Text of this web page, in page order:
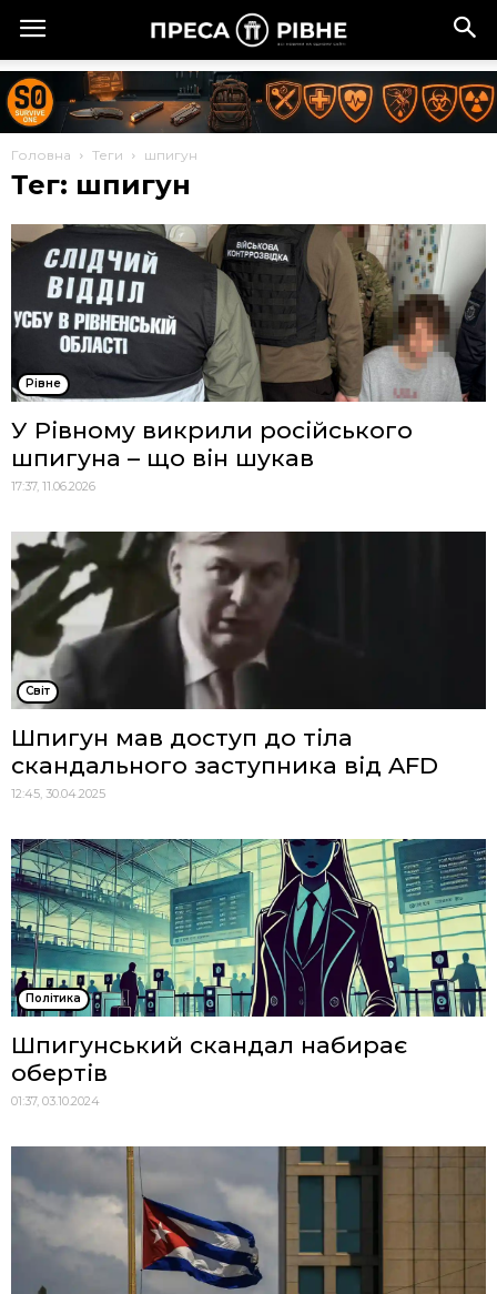
Головна Теги шпигун
Тег: шпигун
Рівне
У Рівному викрили російського
шпигуна – що він шукав
17:37, 11.06.2026
Cвіт
Шпигун мав доступ до тіла
скандального заступника від AFD
12:45, 30.04.2025
Політика
Шпигунський скандал набирає
обертів
01:37, 03.10.2024